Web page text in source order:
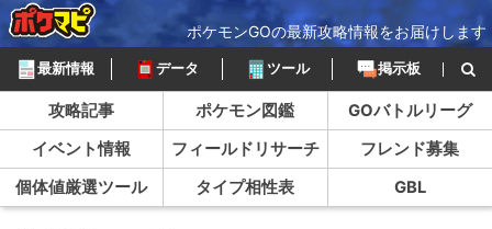
ポケモンGOの最新攻略情報をお届けします
最新情報 データ ツール 掲示板
攻略記事 ポケモン図鑑
GOバトルリーグ
イベント情報
フィールドリサーチ
フレンド募集
個体値厳選ツール
タイプ相性表 GBL